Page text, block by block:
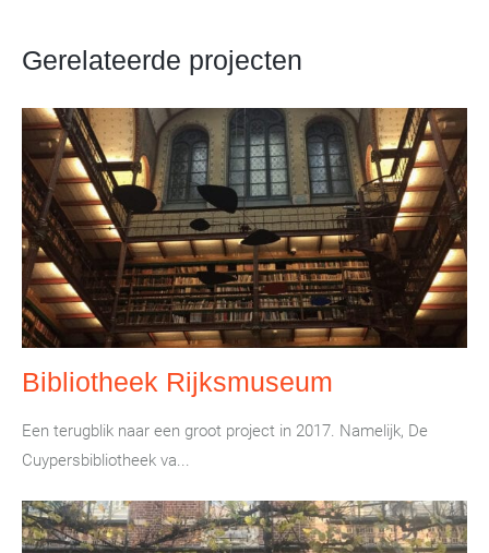
Gerelateerde projecten
Bibliotheek Rijksmuseum
Een terugblik naar een groot project in 2017. Namelijk, De
Cuypersbibliotheek va...